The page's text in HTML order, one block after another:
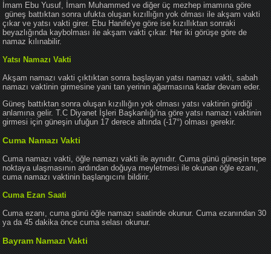
İmam Ebu Yusuf, İmam Muhammed ve diğer üç mezhep imamına göre
güneş battıktan sonra ufukta oluşan kızıllığın yok olması ile akşam vakti
çıkar ve yatsı vakti girer. Ebu Hanife'ye göre ise kızıllıktan sonraki
beyazlığında kaybolması ile akşam vakti çıkar. Her iki görüşe göre de
namaz kılınabilir.
Yatsı Namazı Vakti
Akşam namazı vakti çıktıktan sonra başlayan yatsı namazı vakti, sabah
namazı vaktinin girmesine yani tan yerinin ağarmasına kadar devam eder.
Güneş battıktan sonra oluşan kızıllığın yok olması yatsı vaktinin girdiği
anlamına gelir. T.C Diyanet İşleri Başkanlığı'na göre yatsı namazı vaktinin
girmesi için güneşin ufuğun 17 derece altında (-17°) olması gerekir.
Cuma Namazı Vakti
Cuma namazı vakti, öğle namazı vakti ile aynıdır. Cuma günü güneşin tepe
noktaya ulaşmasının ardından doğuya meyletmesi ile okunan öğle ezanı,
cuma namazı vaktinin başlangıcını bildirir.
Cuma Ezan Saati
Cuma ezanı, cuma günü öğle namazı saatinde okunur. Cuma ezanından 30
ya da 45 dakika önce cuma selası okunur.
Bayram Namazı Vakti